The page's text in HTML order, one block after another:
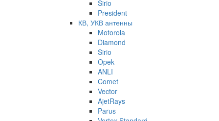
Sirio
President
КВ, УКВ антенны
Motorola
Diamond
Sirio
Opek
ANLI
Comet
Vector
AjetRays
Parus